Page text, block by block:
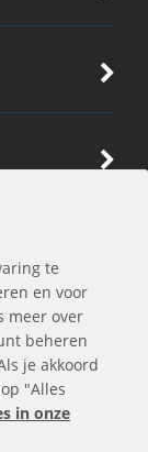
te
en voor
meer over
beheren
je akkoord
"Alles
in onze